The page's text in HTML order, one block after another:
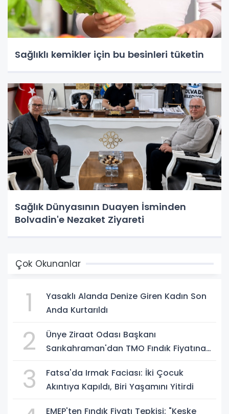
Sağlıklı kemikler için bu besinleri tüketin
Sağlık Dünyasının Duayen İsminden
Bolvadin'e Nezaket Ziyareti
Çok Okunanlar
1
Yasaklı Alanda Denize Giren Kadın Son
Anda Kurtarıldı
2
Ünye Ziraat Odası Başkanı
Sarıkahraman'dan TMO Fındık Fiyatına
3
Fatsa'da Irmak Faciası: İki Çocuk
Akıntıya Kapıldı, Biri Yaşamını Yitirdi
EMEP'ten Fındık Fiyatı Tepkisi: "Keşke